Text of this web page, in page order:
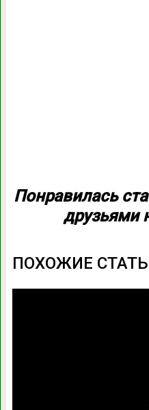
Понравилась
друзьями
ПОХОЖИЕ